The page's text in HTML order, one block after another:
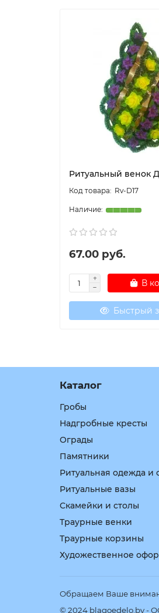
Ритуальный венок
Rv-D17
67.00 руб.
В
Быстрый
Каталог
Гробы
Надгробные кресты
Ограды
Памятники
Ритуальная одежда и
Ритуальные вазы
Скамейки и столы
Траурные венки
Траурные корзины
Художественное
Обращаем Ваше
© 2024 blagoedelo.by -